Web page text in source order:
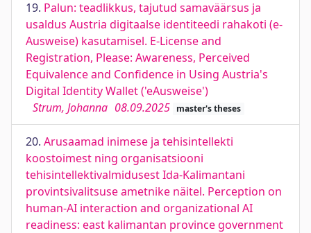
19. Palun: teadlikkus, tajutud samaväärsus ja
usaldus Austria digitaalse identiteedi rahakoti (e-
Ausweise) kasutamisel. E-License and
Registration, Please: Awareness, Perceived
Equivalence and Confidence in Using Austria's
Digital Identity Wallet ('eAusweise')
Strum, Johanna 08.09.2025 master's theses
20. Arusaamad inimese ja tehisintellekti
koostoimest ning organisatsiooni
tehisintellektivalmidusest Ida-Kalimantani
provintsivalitsuse ametnike näitel. Perception on
human-AI interaction and organizational AI
readiness: east kalimantan province government